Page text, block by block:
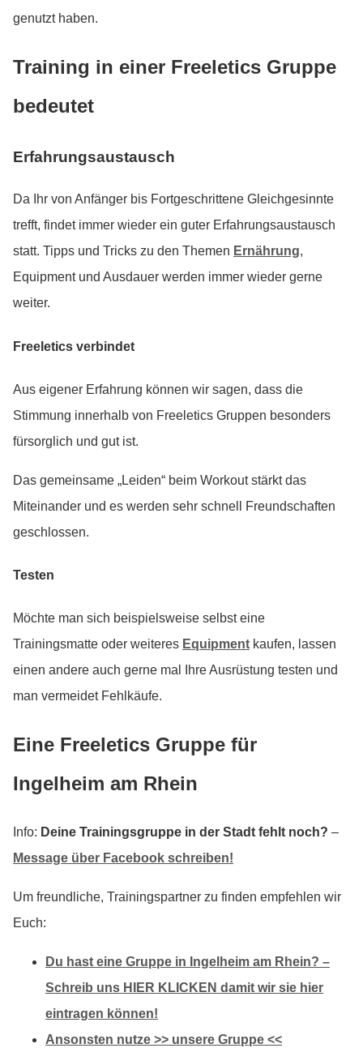
genutzt haben.
Training in einer Freeletics Gruppe
bedeutet
Erfahrungsaustausch
Da Ihr von Anfänger bis Fortgeschrittene Gleichgesinnte
trefft, findet immer wieder ein guter Erfahrungsaustausch
statt. Tipps und Tricks zu den Themen Ernährung,
Equipment und Ausdauer werden immer wieder gerne
weiter.
Freeletics verbindet
Aus eigener Erfahrung können wir sagen, dass die
Stimmung innerhalb von Freeletics Gruppen besonders
fürsorglich und gut ist.
Das gemeinsame „Leiden“ beim Workout stärkt das
Miteinander und es werden sehr schnell Freundschaften
geschlossen.
Testen
Möchte man sich beispielsweise selbst eine
Trainingsmatte oder weiteres Equipment kaufen, lassen
einen andere auch gerne mal Ihre Ausrüstung testen und
man vermeidet Fehlkäufe.
Eine Freeletics Gruppe für
Ingelheim am Rhein
Info: Deine Trainingsgruppe in der Stadt fehlt noch? –
Message über Facebook schreiben!
Um freundliche, Trainingspartner zu finden empfehlen wir
Euch:
Du hast eine Gruppe in Ingelheim am Rhein? –
Schreib uns HIER KLICKEN damit wir sie hier
eintragen können!
Ansonsten nutze >> unsere Gruppe <<